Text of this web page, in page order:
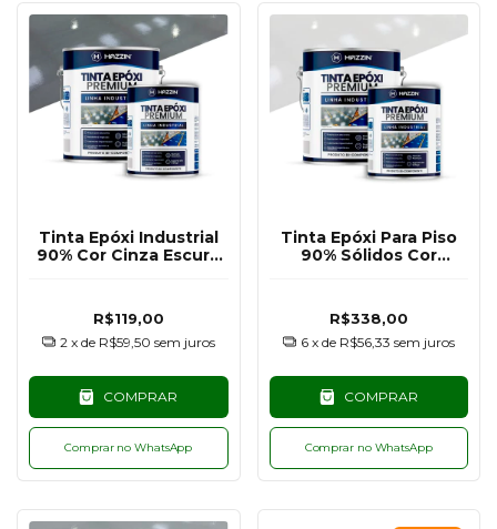
Tinta Epóxi Industrial
90% Cor Cinza Escuro
R$119,00
2 x de R$59,50 sem juros
COMPRAR
Comprar no WhatsApp
Tinta Epóxi Para Piso
90% Sólidos Cor
R$338,00
6 x de R$56,33 sem juros
COMPRAR
Comprar no WhatsApp